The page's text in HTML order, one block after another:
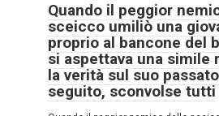
Quando il peggior
sceicco umiliò una
proprio al bancone del
si aspettava una simile
la verità sul suo
seguito, sconvolse tutti